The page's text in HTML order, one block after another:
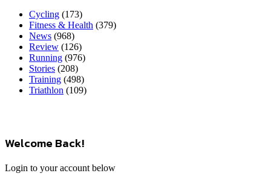
Cycling (173)
Fitness & Health (379)
News (968)
Review (126)
Running (976)
Stories (208)
Training (498)
Triathlon (109)
Welcome Back!
Login to your account below